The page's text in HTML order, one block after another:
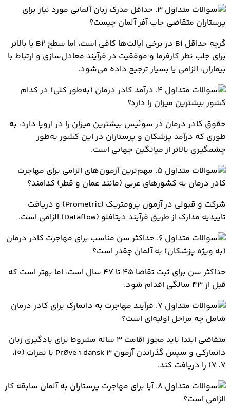
۳. حداقل مدرک زبان آلمانی مورد نیاز برای
پرستاران متقاضی جاب آفر آلمان چیست؟
گرچه حداقل B1 در برخی ایالت‌ها کافی است، اما سطح B2 یا بالاتر
برای جلب نظر کارفرما و موفقیت در فرآیند معادل‌سازی و ارتباط با
بیماران، الزامی یا بسیار ترجیح داده می‌شود.
۴. درآمد کادر درمان (به‌طور کلی) در کدام
کشور بیشترین میزان را دارد؟
حقوق کادر درمان در سوئیس بیشترین میزان را در اروپا دارد، به
طوری که درآمد پزشکان و پرستاران در این کشور به‌طور
چشمگیری بالاتر از میانگین جهانی است.
۵. مهم‌ترین آزمون‌های الزامی برای مهاجرت
کادر درمان به کشورهای عربی (مانند عمان و قطر) کدامند؟
شرکت و قبولی در آزمون پرومتریک (Prometric) و دریافت
تاییدیه مدارک از طریق فرآیند دیتافلو (Dataflow) الزامی است.
۶. حداکثر سن مناسب برای مهاجرت کادر درمان
(به ویژه پزشکان) به آلمان چقدر است؟
حداکثر سن برای ثبت تقاضا ۴۵ تا ۴۷ سال است، اما بهتر است که
قبل از ۴۳ سالگی اقدام شود.
۷. فرآیند مهاجرت به دانمارک برای کادر درمان
شامل چه مراحل اولیه‌ای است؟
متقاضی ابتدا باید مجوز اقامت ۳ ساله مشروط برای یادگیری زبان
دانمارکی و سپس گذراندن آزمون Prøve i dansk 3 با نمرات (۱۰،
۷، ۷) را دریافت کند.
۸. آیا برای مهاجرت پرستاران به آلمان سابقه کار
الزامی است؟